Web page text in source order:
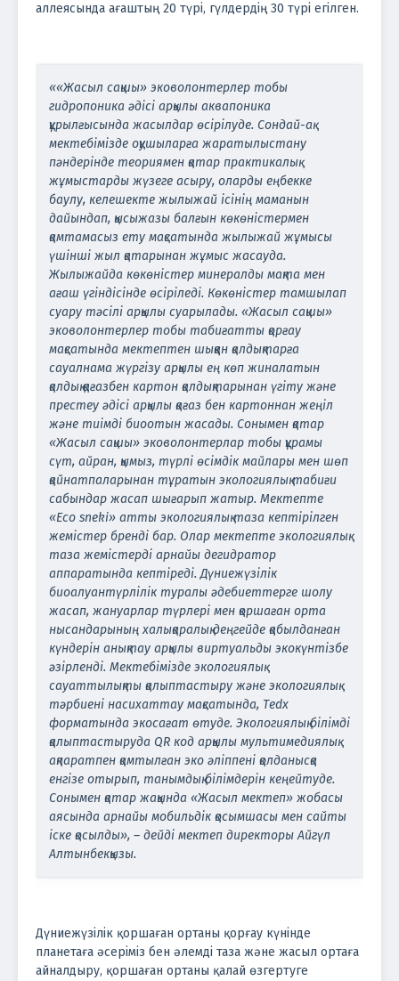
аллеясында ағаштың 20 түрі, гүлдердің 30 түрі егілген.
««Жасыл сақшы» эковолонтерлер тобы
гидропоника әдісі арқылы аквапоника
құрылғысында жасылдар өсірілуде. Сондай-ақ
мектебімізде оқушыларға жаратылыстану
пәндерінде теориямен қатар практикалық
жұмыстарды жүзеге асыру, оларды еңбекке
баулу, келешекте жылыжай ісінің маманын
дайындап, қысыжазы балғын көкөністермен
қамтамасыз ету мақсатында жылыжай жұмысы
үшінші жыл қатарынан жұмыс жасауда.
Жылыжайда көкөністер минералды мақта мен
ағаш үгіндісінде өсіріледі. Көкөністер тамшылап
суару тәсілі арқылы суарылады. «Жасыл сақшы»
эковолонтерлер тобы табиғатты қорғау
мақсатында мектептен шыққан қалдықтарға
сауалнама жүргізу арқылы ең көп жиналатын
қалдық қағазбен картон қалдықтарынан үгіту және
престеу әдісі арқылы қағаз бен картоннан жеңіл
және тиімді биоотын жасады. Сонымен қатар
«Жасыл сақшы» эковолонтерлар тобы құрамы
сүт, айран, қымыз, түрлі өсімдік майлары мен шөп
қайнатпаларынан тұратын экологиялық табиғи
сабындар жасап шығарып жатыр. Мектепте
«Eco sneki» атты экологиялық таза кептірілген
жемістер бренді бар. Олар мектепте экологиялық
таза жемістерді арнайы дегидратор
аппаратында кептіреді. Дүниежүзілік
биоалуантүрлілік туралы әдебиеттерге шолу
жасап, жануарлар түрлері мен қоршаған орта
нысандарының халықаралық деңгейде қабылданған
күндерін анықтау арқылы виртуальды экокүнтізбе
әзірленді. Мектебімізде экологиялық
сауаттылықты қалыптастыру және экологиялық
тәрбиені насихаттау мақсатында, Тedx
форматында экосағат өтуде. Экологиялық білімді
қалыптастыруда QR код арқылы мультимедиялық
ақпаратпен қамтылған эко әліппені қолданысқа
енгізе отырып, танымдық білімдерін кеңейтуде.
Сонымен қатар жақында «Жасыл мектеп» жобасы
аясында арнайы мобильдік қосымшасы мен сайты
іске қосылды», – дейді мектеп директоры Айгүл
Алтынбекқызы.
Дүниежүзілік қоршаған ортаны қорғау күнінде
планетаға әсеріміз бен әлемді таза және жасыл ортаға
айналдыру, қоршаған ортаны қалай өзгертуге